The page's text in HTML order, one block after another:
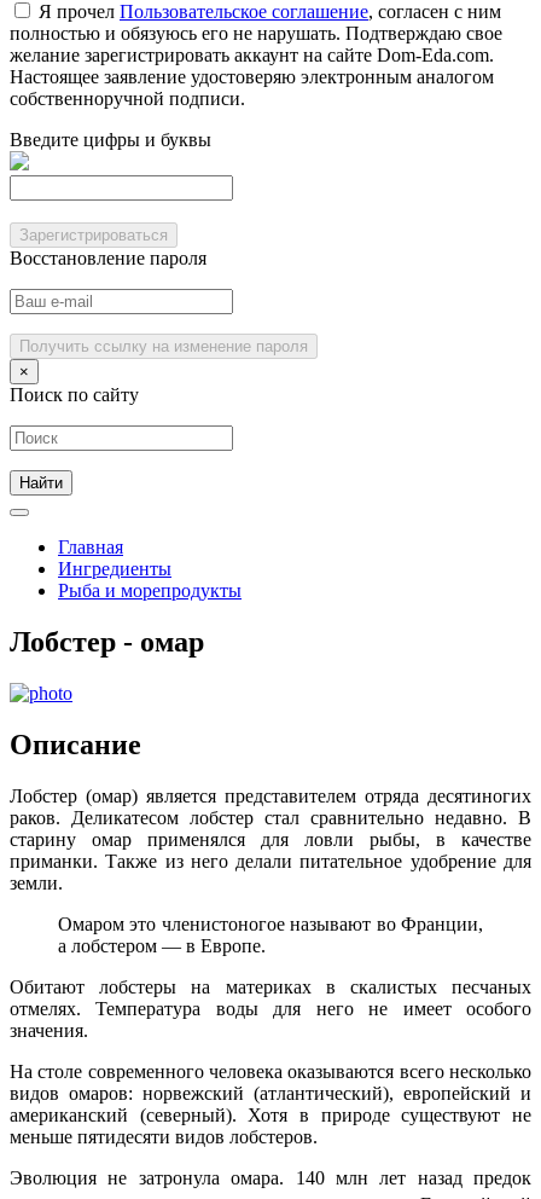
Я прочел Пользовательское соглашение, согласен с ним
полностью и обязуюсь его не нарушать. Подтверждаю свое
желание зарегистрировать аккаунт на сайте Dom-Eda.com.
Настоящее заявление удостоверяю электронным аналогом
собственноручной подписи.
Введите цифры и буквы
Зарегистрироваться
Восстановление пароля
Получить ссылку на изменение пароля
×
Поиск по сайту
Главная
Ингредиенты
Рыба и морепродукты
Лобстер - омар
Описание
Лобстер (омар) является представителем отряда десятиногих
раков. Деликатесом лобстер стал сравнительно недавно. В
старину омар применялся для ловли рыбы, в качестве
приманки. Также из него делали питательное удобрение для
земли.
Омаром это членистоногое называют во Франции,
а лобстером — в Европе.
Обитают лобстеры на материках в скалистых песчаных
отмелях. Температура воды для него не имеет особого
значения.
На столе современного человека оказываются всего несколько
видов омаров: норвежский (атлантический), европейский и
американский (северный). Хотя в природе существуют не
меньше пятидесяти видов лобстеров.
Эволюция не затронула омара. 140 млн лет назад предок